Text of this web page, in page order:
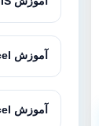
آموزش Excel پیشرفته برای تحلیل داده
آموزش Microsoft Excel برای پژوهشگران